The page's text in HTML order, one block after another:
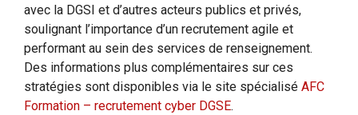
avec la DGSI et d’autres acteurs publics et privés,
soulignant l’importance d’un recrutement agile et
performant au sein des services de renseignement.
Des informations plus complémentaires sur ces
stratégies sont disponibles via le site spécialisé AFC
Formation – recrutement cyber DGSE.